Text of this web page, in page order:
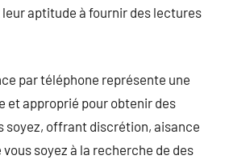
aptitude à fournir des lectures
par téléphone représente une
et approprié pour obtenir des
soyez, offrant discrétion, aisance
soyez à la recherche de des